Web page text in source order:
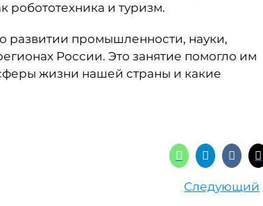
робототехника и туризм.
развитии промышленности, науки,
России. Это занятие помогло им
жизни нашей страны и какие
Следующий